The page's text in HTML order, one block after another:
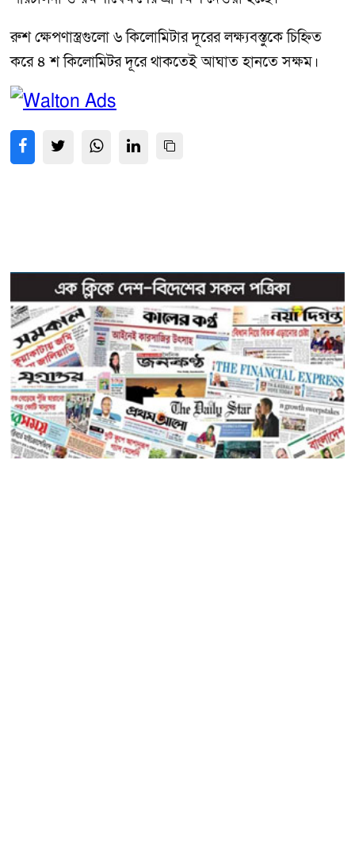
রুশ ক্ষেপণাস্ত্রগুলো ৬ কিলোমিটার দূরের লক্ষ্যবস্তুকে চিহ্নিত
করে ৪ শ কিলোমিটর দূরে থাকতেই আঘাত হানতে সক্ষম।